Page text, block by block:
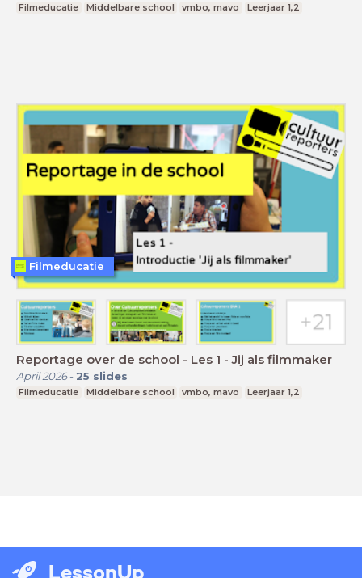
Filmeducatie Middelbare school vmbo, mavo Leerjaar 1,2
Reportage over de school - Les 1 - Jij als filmmaker
April 2026- 25 slides
Filmeducatie Middelbare school vmbo, mavo Leerjaar 1,2
Filmeducatie
LessonUp